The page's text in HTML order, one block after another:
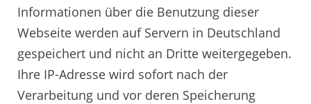
Informationen über die Benutzung dieser
Webseite werden auf Servern in Deutschland
gespeichert und nicht an Dritte weitergegeben.
Ihre IP-Adresse wird sofort nach der
Verarbeitung und vor deren Speicherung